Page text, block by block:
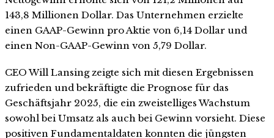
143,8 Millionen Dollar. Das Unternehmen erzielte
einen GAAP-Gewinn pro Aktie von 6,14 Dollar und
einen Non-GAAP-Gewinn von 5,79 Dollar.
CEO Will Lansing zeigte sich mit diesen Ergebnissen
zufrieden und bekräftigte die Prognose für das
Geschäftsjahr 2025, die ein zweistelliges Wachstum
sowohl bei Umsatz als auch bei Gewinn vorsieht. Diese
positiven Fundamentaldaten konnten die jüngsten